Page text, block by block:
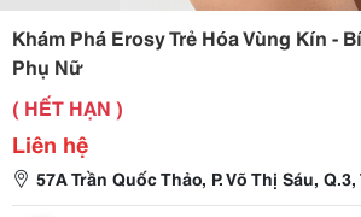
Khám Phá Erosy Trẻ Hóa Vùng Kín -
Phụ Nữ
( HẾT HẠN )
Liên hệ
57A Trần Quốc Thảo, P. Võ Thị Sáu,